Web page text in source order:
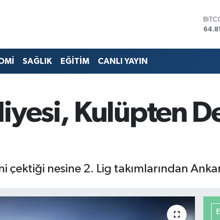
SAĞLIK EĞİTİM CANLI YAYIN
Kulüpten
çektiği nesine 2. Lig takımlarından